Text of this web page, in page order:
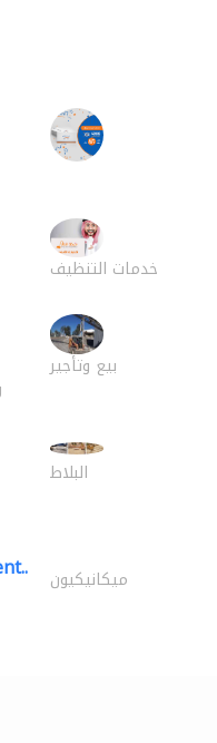
خدمات التنظيف
بيع وتأجير
البلاط
ميكانيكيون